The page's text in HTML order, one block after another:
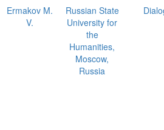
Ermakov M.
V.
Russian State
University for
the
Humanities,
Moscow,
Russia